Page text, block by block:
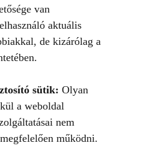
van
aktuális
de kizárólag a
sütik: Olyan
a weboldal
nem
működni.